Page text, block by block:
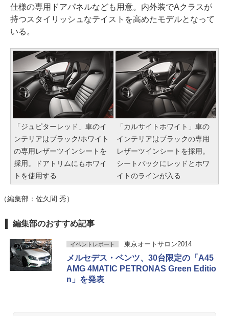
仕様の専用ドアパネルなども用意。内外装でAクラスが
持つスタイリッシュなテイストを高めたモデルとなって
いる。
「ジュピターレッド」車のイ
ンテリアはブラック/ホワイト
の専用レザーツインシートを
採用。ドアトリムにもホワイ
トを使用する
「カルサイトホワイト」車の
インテリアはブラックの専用
レザーツインシートを採用。
シートバックにレッドとホワ
イトのラインが入る
（編集部：佐久間 秀）
編集部のおすすめ記事
イベントレポート 東京オートサロン2014
メルセデス・ベンツ、30台限定の「A45
AMG 4MATIC PETRONAS Green Editio
n」を発表